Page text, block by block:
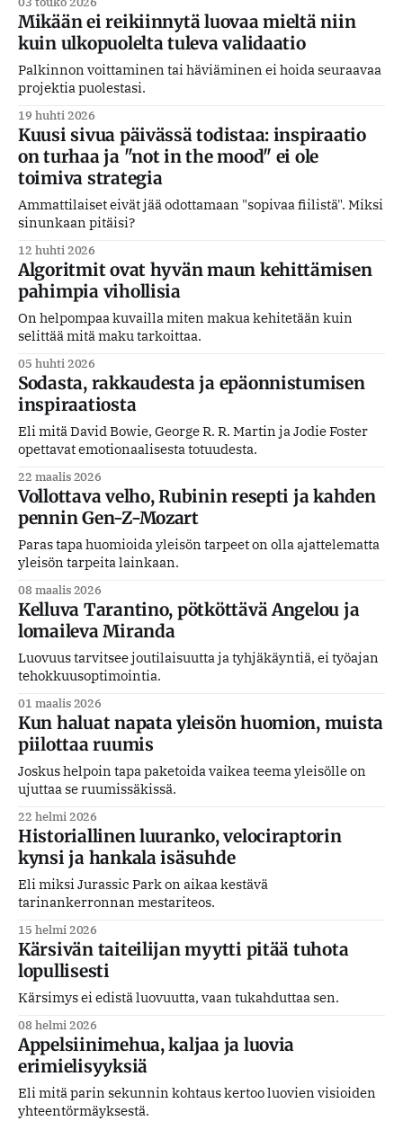
Mikään ei reikiinnytä luovaa mieltä niin
kuin ulkopuolelta tuleva validaatio
Palkinnon voittaminen tai häviäminen ei hoida seuraavaa
projektia puolestasi.
19 huhti 2026
Kuusi sivua päivässä todistaa: inspiraatio
on turhaa ja "not in the mood" ei ole
toimiva strategia
Ammattilaiset eivät jää odottamaan "sopivaa fiilistä". Miksi
sinunkaan pitäisi?
12 huhti 2026
Algoritmit ovat hyvän maun kehittämisen
pahimpia vihollisia
On helpompaa kuvailla miten makua kehitetään kuin
selittää mitä maku tarkoittaa.
05 huhti 2026
Sodasta, rakkaudesta ja epäonnistumisen
inspiraatiosta
Eli mitä David Bowie, George R. R. Martin ja Jodie Foster
opettavat emotionaalisesta totuudesta.
22 maalis 2026
Vollottava velho, Rubinin resepti ja kahden
pennin Gen-Z-Mozart
Paras tapa huomioida yleisön tarpeet on olla ajattelematta
yleisön tarpeita lainkaan.
08 maalis 2026
Kelluva Tarantino, pötköttävä Angelou ja
lomaileva Miranda
Luovuus tarvitsee joutilaisuutta ja tyhjäkäyntiä, ei työajan
tehokkuusoptimointia.
01 maalis 2026
Kun haluat napata yleisön huomion, muista
piilottaa ruumis
Joskus helpoin tapa paketoida vaikea teema yleisölle on
ujuttaa se ruumissäkissä.
22 helmi 2026
Historiallinen luuranko, velociraptorin
kynsi ja hankala isäsuhde
Eli miksi Jurassic Park on aikaa kestävä
tarinankerronnan mestariteos.
15 helmi 2026
Kärsivän taiteilijan myytti pitää tuhota
lopullisesti
Kärsimys ei edistä luovuutta, vaan tukahduttaa sen.
08 helmi 2026
Appelsiinimehua, kaljaa ja luovia
erimielisyyksiä
Eli mitä parin sekunnin kohtaus kertoo luovien visioiden
yhteentörmäyksestä.